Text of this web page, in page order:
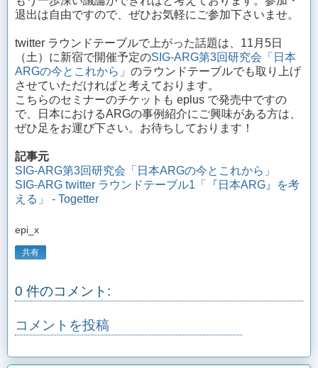
退出は自由ですので、ぜひお気軽にご参加下さいませ。
twitter ラウンドテーブルで上がった話題は、11月5日
（土）に新宿で開催予定のSIG-ARG第3回研究会「日本
ARGの今とこれから」 のラウンドテーブルでも取り上げ
させていただければと考えております。
こちらのセミナーのチケットも eplus で発売中ですの
で、日本におけるARGの事例紹介にご興味がある方は、
ぜひ足をお運び下さい。お待ちしております！
記事元
SIG-ARG第3回研究会「日本ARGの今とこれから」
SIG-ARG twitter ラウンドテーブル1「『日本ARG』を考
える」 - Togetter
epi_x
共有
0 件のコメント:
コメントを投稿